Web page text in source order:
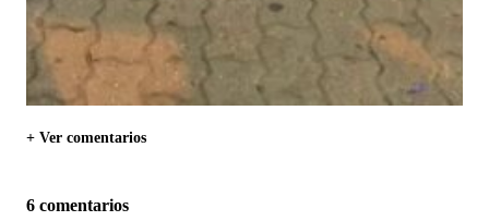
+ Ver comentarios
6 comentarios